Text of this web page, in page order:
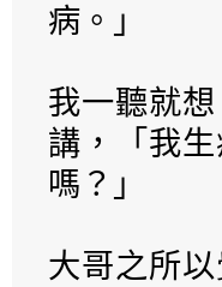
病。」
我一聽就
講，「我
嗎？」
大哥之所